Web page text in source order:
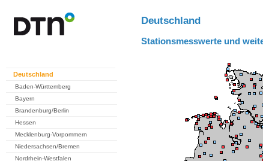
Deutschland
Baden-Württemberg
Bayern
Brandenburg/Berlin
Hessen
Mecklenburg-Vorpommern
Niedersachsen/Bremen
Nordrhein-Westfalen
Deutschland
Stationsmesswerte und